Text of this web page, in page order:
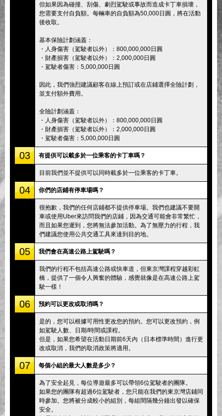
但如果因為碰撞、刮傷、劇烈駕駛或事故而造成卡丁車損壞，
您需要支付自負額。每輛車的自負額為50,000日圓，將在活動
後收取。
基本保險計劃涵蓋：
・人身傷害（駕駛者以外）：800,000,000日圓
・財產損害（駕駛者以外）：2,000,000日圓
・駕駛者傷害：5,000,000日圓
因此，我們強烈建議顧客在線上預訂或在店鋪選擇全險計劃，
並支付額外費用。
全險計劃涵蓋：
・人身傷害（駕駛者以外）：800,000,000日圓
・財產損害（駕駛者以外）：2,000,000日圓
・駕駛者傷害：5,000,000日圓
03 有提供可以載多於一位乘客的卡丁車嗎？
目前我們並不提供可以同時載多於一位乘客的卡丁車。
04 你們的店鋪有停車場嗎？
很抱歉，我們的任何店鋪都不提供停車場。我們也建議不要開
車或使用Uber來訪問我們的店鋪，因為交通可能會非常繁忙，
而且如果您遲到，您將無法參加活動。為了無壓力的行程，我
們建議您使用公共交通工具來達到目的地。
05 我們會在高速公路上駕駛嗎？
我們的行程不包括高速公路或快車道，但東京灣課程穿越彩虹
橋，提供了一個令人興奮的體驗，感覺就像是在高速公路上駕
駛一樣！
06 預約可以更改或取消嗎？
是的，您可以根據可用性更改您的預約。您可以更改預約，例
如駕駛人數、日期/時間或課程。
但是，如果您希望在活動日期前6天內（日本標準時間）進行更
改或取消，我們的取消政策將適用。
07 每個小組的最大人數是多少？
為了安全起見，每位導遊最多可以帶領6位駕駛者的團隊。
如果您的團隊有超過6位駕駛者，您只能在我們的東京灣店鋪同
時參加。您將被分成較小的組別，每組間隔幾分鐘出發以確保
安全。